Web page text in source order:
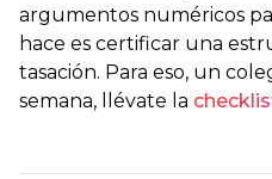
argumentos numéricos
hace es certificar una
tasación. Para eso, un
semana, llévate la